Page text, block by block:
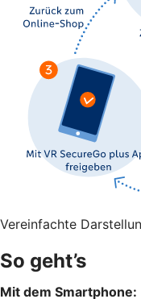
Vereinfachte
So geht’s
Mit dem Smartphone: